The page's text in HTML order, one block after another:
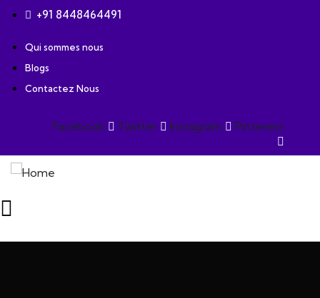
+91 8448464491
Qui sommes nous
Blogs
Contactez Nous
Facebook Twitter Instagram Pinterest